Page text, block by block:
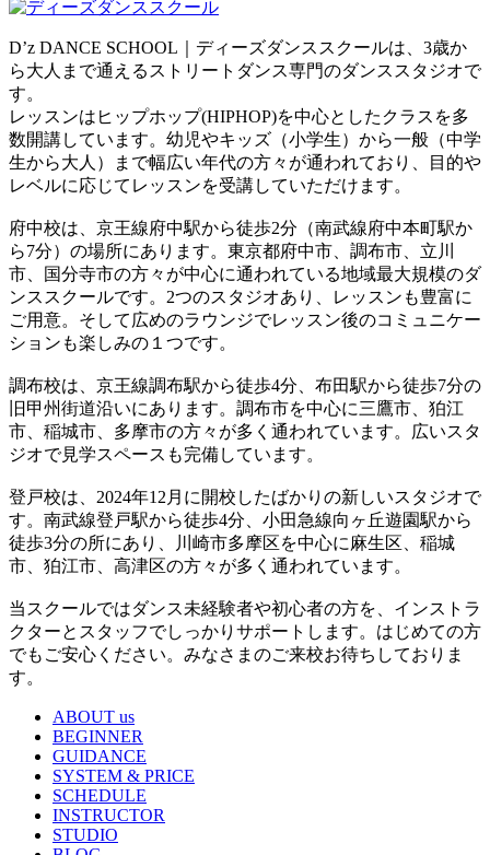
D’z DANCE SCHOOL｜ディーズダンススクールは、3歳か
ら大人まで通えるストリートダンス専門のダンススタジオで
す。
レッスンはヒップホップ(HIPHOP)を中心としたクラスを多
数開講しています。幼児やキッズ（小学生）から一般（中学
生から大人）まで幅広い年代の方々が通われており、目的や
レベルに応じてレッスンを受講していただけます。
府中校は、京王線府中駅から徒歩2分（南武線府中本町駅か
ら7分）の場所にあります。東京都府中市、調布市、立川
市、国分寺市の方々が中心に通われている地域最大規模のダ
ンススクールです。2つのスタジオあり、レッスンも豊富に
ご用意。そして広めのラウンジでレッスン後のコミュニケー
ションも楽しみの１つです。
調布校は、京王線調布駅から徒歩4分、布田駅から徒歩7分の
旧甲州街道沿いにあります。調布市を中心に三鷹市、狛江
市、稲城市、多摩市の方々が多く通われています。広いスタ
ジオで見学スペースも完備しています。
登戸校は、2024年12月に開校したばかりの新しいスタジオで
す。南武線登戸駅から徒歩4分、小田急線向ヶ丘遊園駅から
徒歩3分の所にあり、川崎市多摩区を中心に麻生区、稲城
市、狛江市、高津区の方々が多く通われています。
当スクールではダンス未経験者や初心者の方を、インストラ
クターとスタッフでしっかりサポートします。はじめての方
でもご安心ください。みなさまのご来校お待ちしておりま
す。
ABOUT us
BEGINNER
GUIDANCE
SYSTEM & PRICE
SCHEDULE
INSTRUCTOR
STUDIO